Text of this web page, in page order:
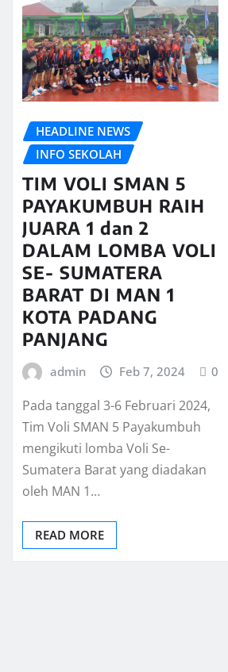
HEADLINE NEWS
INFO SEKOLAH
TIM VOLI SMAN 5
PAYAKUMBUH RAIH
JUARA 1 dan 2
DALAM LOMBA VOLI
SE- SUMATERA
BARAT DI MAN 1
KOTA PADANG
PANJANG
admin Feb 7, 2024 0
Pada tanggal 3-6 Februari 2024,
Tim Voli SMAN 5 Payakumbuh
mengikuti lomba Voli Se-
Sumatera Barat yang diadakan
oleh MAN 1…
READ MORE